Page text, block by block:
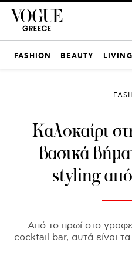
FASHION BEAUTY LIVING
Καλοκαίρι
βασικά
styling
Από το πρωί στο
cocktail bar, αυτά είναι